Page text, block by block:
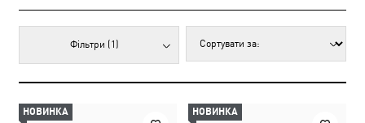
Фільтри (1)
НОВИНКА НОВИНКА